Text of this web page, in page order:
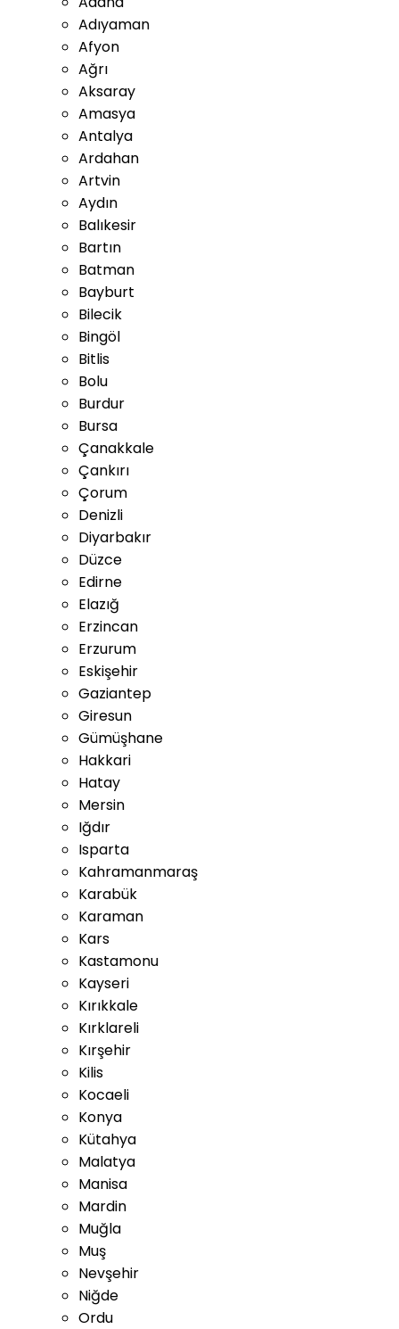
Adıyaman
Afyon
Ağrı
Aksaray
Amasya
Antalya
Ardahan
Artvin
Aydın
Balıkesir
Bartın
Batman
Bayburt
Bilecik
Bingöl
Bitlis
Bolu
Burdur
Bursa
Çanakkale
Çankırı
Çorum
Denizli
Diyarbakır
Düzce
Edirne
Elazığ
Erzincan
Erzurum
Eskişehir
Gaziantep
Giresun
Gümüşhane
Hakkari
Hatay
Mersin
Iğdır
Isparta
Kahramanmaraş
Karabük
Karaman
Kars
Kastamonu
Kayseri
Kırıkkale
Kırklareli
Kırşehir
Kilis
Kocaeli
Konya
Kütahya
Malatya
Manisa
Mardin
Muğla
Muş
Nevşehir
Niğde
Ordu